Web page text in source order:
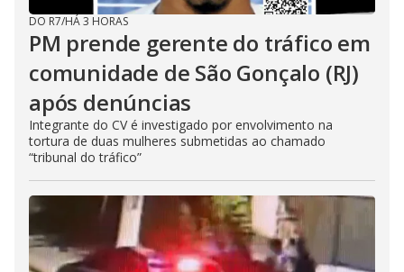
DO R7/HÁ 3 HORAS
PM prende gerente do tráfico em
comunidade de São Gonçalo (RJ)
após denúncias
Integrante do CV é investigado por envolvimento na
tortura de duas mulheres submetidas ao chamado
“tribunal do tráfico”